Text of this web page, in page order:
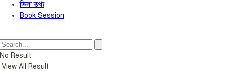
ভিসা তথ্য
Book Session
No Result
View All Result